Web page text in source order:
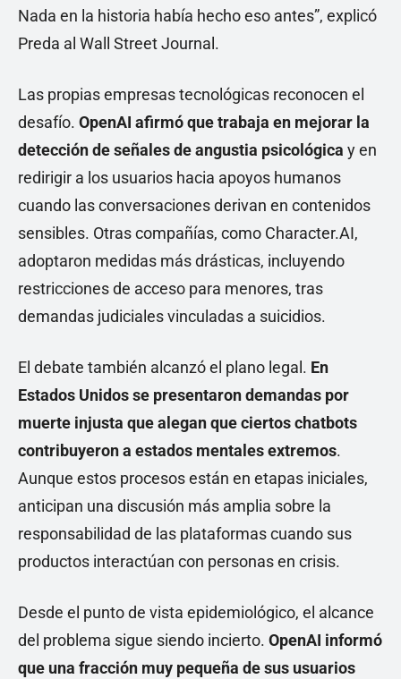
Nada en la historia había hecho eso antes”, explicó
Preda al Wall Street Journal.
Las propias empresas tecnológicas reconocen el
desafío. OpenAI afirmó que trabaja en mejorar la
detección de señales de angustia psicológica y en
redirigir a los usuarios hacia apoyos humanos
cuando las conversaciones derivan en contenidos
sensibles. Otras compañías, como Character.AI,
adoptaron medidas más drásticas, incluyendo
restricciones de acceso para menores, tras
demandas judiciales vinculadas a suicidios.
El debate también alcanzó el plano legal. En
Estados Unidos se presentaron demandas por
muerte injusta que alegan que ciertos chatbots
contribuyeron a estados mentales extremos.
Aunque estos procesos están en etapas iniciales,
anticipan una discusión más amplia sobre la
responsabilidad de las plataformas cuando sus
productos interactúan con personas en crisis.
Desde el punto de vista epidemiológico, el alcance
del problema sigue siendo incierto. OpenAI informó
que una fracción muy pequeña de sus usuarios